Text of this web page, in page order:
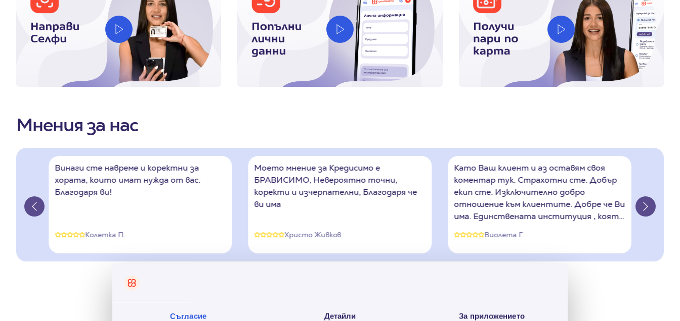
Съгласие Детайли За приложението
Мнения за нас
Винаги сте навреме и коректни за
хората, които имат нужда от вас.
Благодаря ви!
Колетка П.
Моето мнение за Кредисимо е
БРАВИСИМО, Невероятно точни,
коректи и изчерпателни, Благодаря че
ви има
Христо Живков
Като Ваш клиент и аз оставям своя
коментар тук. Страхотни сте. Добър
екип сте. Изключително добро
отношение към клиентите. Добре че Ви
има. Единствената институция , която
кратък срок удовлетворява молбите на
нас, хората изпаднали ъв финансово
затрудниение. Още веднъж хиляди
Виолета Г.